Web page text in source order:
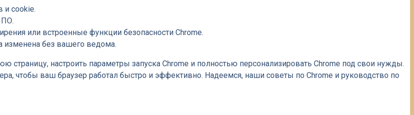
и cookie.
ПО.
или встроенные функции безопасности Chrome.
изменена без вашего ведома.
настроить параметры запуска Chrome и полностью персонализировать Chrome под свои нужды.
чтобы ваш браузер работал быстро и эффективно. Надеемся, наши советы по Chrome и руководство по